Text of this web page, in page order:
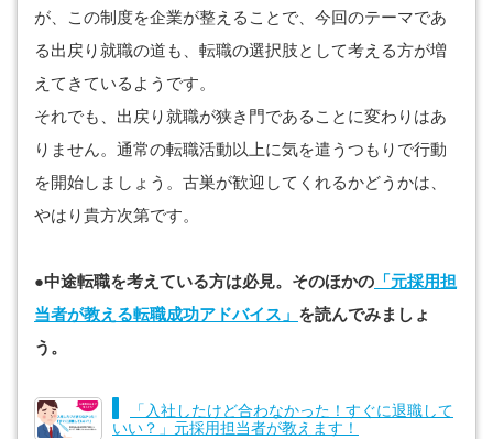
が、この制度を企業が整えることで、今回のテーマであ
る出戻り就職の道も、転職の選択肢として考える方が増
えてきているようです。
それでも、出戻り就職が狭き門であることに変わりはあ
りません。通常の転職活動以上に気を遣うつもりで行動
を開始しましょう。古巣が歓迎してくれるかどうかは、
やはり貴方次第です。
●中途転職を考えている方は必見。そのほかの 「元採用担
当者が教える転職成功アドバイス」 を読んでみましょ
う。
「入社したけど合わなかった！すぐに退職して
いい？」元採用担当者が教えます！